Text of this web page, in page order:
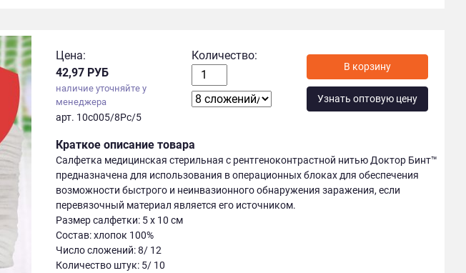
Цена:
42,97 РУБ
наличие уточняйте у
менеджера
арт. 10с005/8Рс/5
Количество:
Узнать оптовую цену
Краткое описание товара
Салфетка медицинская стерильная с рентгеноконтрастной нитью Доктор Бинт™
предназначена для использования в операционных блоках для обеспечения
возможности быстрого и неинвазионного обнаружения заражения, если
перевязочный материал является его источником.
Размер салфетки: 5 х 10 см
Состав: хлопок 100%
Число сложений: 8/ 12
Количество штук: 5/ 10